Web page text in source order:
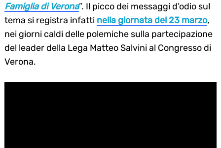
Famiglia di Verona”. Il picco dei messaggi d’odio sul
tema si registra infatti nella giornata del 23 marzo,
nei giorni caldi delle polemiche sulla partecipazione
del leader della Lega Matteo Salvini al Congresso di
Verona.